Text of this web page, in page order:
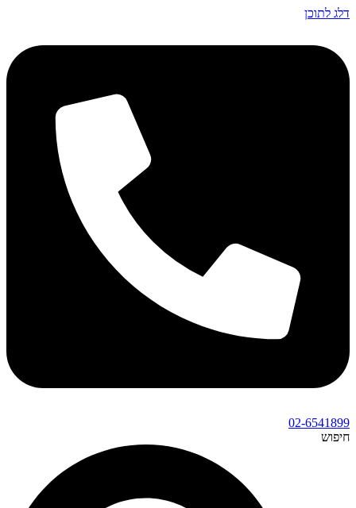
דלג לתוכן
02-6541899
חיפוש